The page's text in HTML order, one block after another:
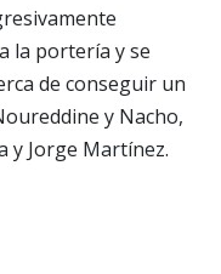
la portería y se
de conseguir un
y Nacho,
y Jorge Martínez.